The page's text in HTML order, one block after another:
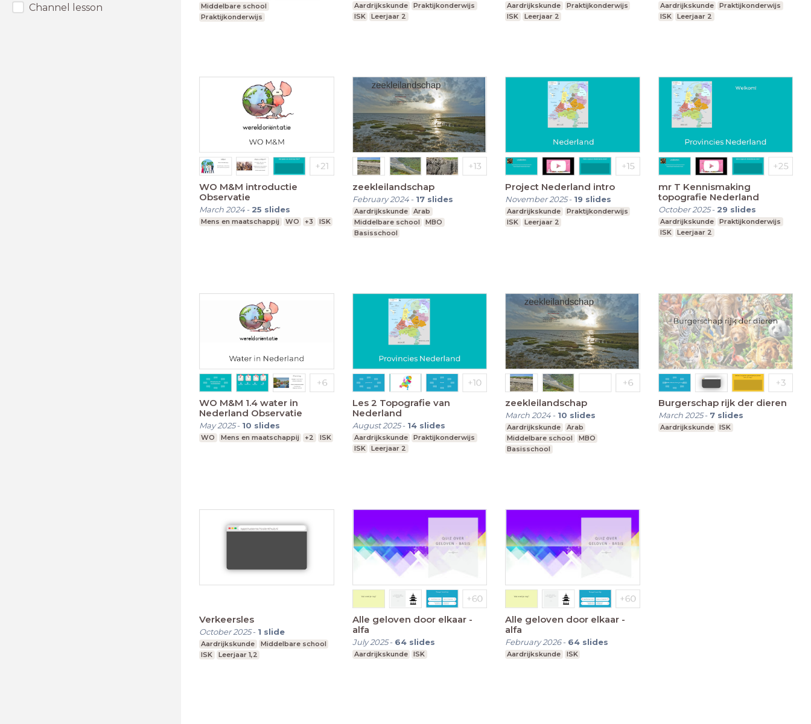
Channel lesson
Middelbare school
Praktijkonderwijs
Aardrijkskunde
Praktijkonderwijs
ISK
Leerjaar 2
Aardrijkskunde
Praktijkonderwijs
ISK
Leerjaar 2
Aardrijkskunde
Praktijkonderwijs
ISK
Leerjaar 2
WO M&M introductie
Observatie
March 2024- 25 slides
Mens en maatschappij WO +3 ISK
zeekleilandschap
February 2024- 17 slides
Aardrijkskunde
Arab
Middelbare school
MBO
Basisschool
Project Nederland intro
November 2025- 19 slides
Aardrijkskunde
Praktijkonderwijs
ISK
Leerjaar 2
mr T Kennismaking
topografie Nederland
October 2025- 29 slides
Aardrijkskunde
Praktijkonderwijs
ISK
Leerjaar 2
WO M&M 1.4 water in
Nederland Observatie
May 2025- 10 slides
WO Mens en maatschappij +2 ISK
Les 2 Topografie van
Nederland
August 2025- 14 slides
Aardrijkskunde
Praktijkonderwijs
ISK
Leerjaar 2
zeekleilandschap
March 2024- 10 slides
Aardrijkskunde
Arab
Middelbare school
MBO
Basisschool
Burgerschap rijk der dieren
March 2025- 7 slides
Aardrijkskunde ISK
Verkeersles
October 2025- 1 slide
Aardrijkskunde
Middelbare school
ISK
Leerjaar 1,2
Alle geloven door elkaar -
alfa
July 2025- 64 slides
Aardrijkskunde ISK
Alle geloven door elkaar -
alfa
February 2026- 64 slides
Aardrijkskunde ISK